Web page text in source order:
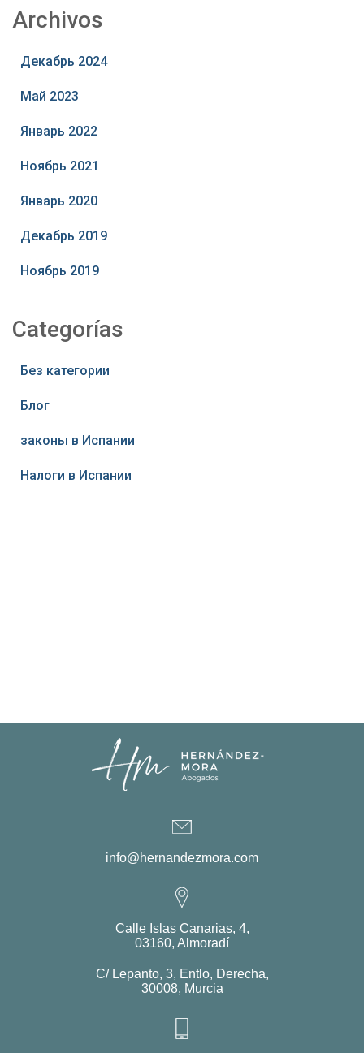
Archivos
Декабрь 2024
Май 2023
Январь 2022
Ноябрь 2021
Январь 2020
Декабрь 2019
Ноябрь 2019
Categorías
Без категории
Блог
законы в Испании
Налоги в Испании
info@hernandezmora.com
Calle Islas Canarias, 4,
03160, Almoradí
C/ Lepanto, 3, Entlo, Derecha,
30008, Murcia